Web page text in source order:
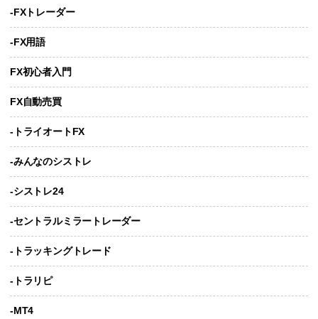
-FXトレーダー
-FX用語
FX初心者入門
FX自動売買
-トライオートFX
-みんなのシストレ
-シストレ24
-セントラルミラートレーダー
-トラッキングトレード
-トラリピ
-MT4